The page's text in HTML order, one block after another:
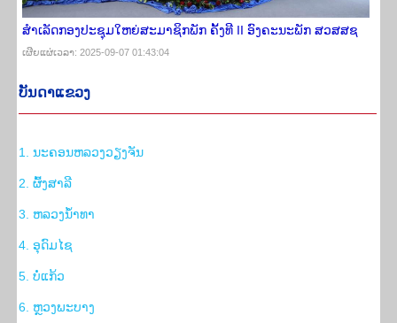
ສໍາເລັດກອງປະຊຸມໃຫຍ່ສະມາຊິກພັກ ຄັ້ງທີ II ອົງຄະນະພັກ ສວສສຊ
ເຜີຍ​ແຜ່​ເວ​ລາ: 2025-09-07 01:43:04
ບັນ​ດາ​ແຂວງ
1. ນະຄອນຫລວງວຽງຈັນ
2. ຜົ້ງສາລີ
3. ຫລວງນ້ຳທາ
4. ອຸດົມໄຊ
5. ບໍ່ແກ້ວ
6. ຫຼວງພະບາງ